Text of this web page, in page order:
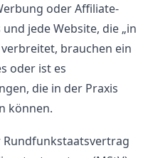
oder Affiliate-
jede Website, die „in
brauchen ein
oder ist es
die in der Praxis
können.
Rundfunkstaatsvertrag